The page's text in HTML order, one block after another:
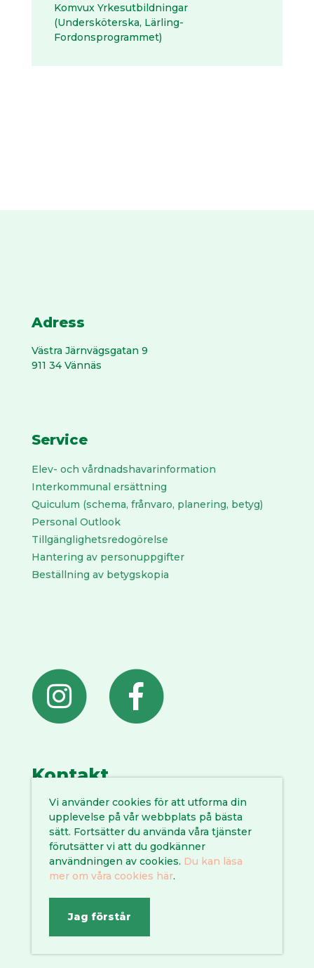
Komvux Yrkesutbildningar
(Undersköterska, Lärling-
Fordonsprogrammet)
Adress
Västra Järnvägs­gatan 9
911 34 Vännäs
Service
Elev- och vårdnadshavarinformation
Interkommunal ersättning
Quiculum (schema, frånvaro, planering, betyg)
Personal Outlook
Tillgänglighetsredogörelse
Hantering av personuppgifter
Beställning av betygskopia
Kontakt
0935 145 00
liljaskolan@vannas.se
En del avVännäs kommun
Vi använder cookies för att utforma din
upplevelse på vår webbplats på bästa
sätt. Fortsätter du använda våra tjänster
förutsätter vi att du godkänner
användningen av cookies. Du kan läsa
mer om våra cookies här.
Jag förstår